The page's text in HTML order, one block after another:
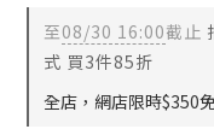
至08/30 16:00截止
式 買3件85折
全店，網店限時$350